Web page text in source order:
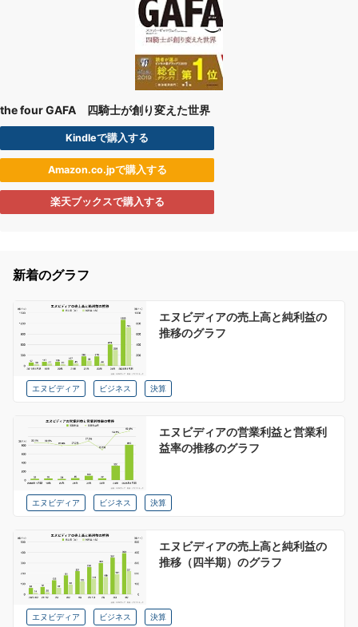
the four GAFA 四騎士が創り変えた世界
Kindleで購入する
Amazon.co.jpで購入する
楽天ブックスで購入する
新着のグラフ
エヌビディアの売上高と純利益の
推移のグラフ
エヌビディア ビジネス 決算
エヌビディアの営業利益と営業利
益率の推移のグラフ
エヌビディア ビジネス 決算
エヌビディアの売上高と純利益の
推移（四半期）のグラフ
エヌビディア ビジネス 決算